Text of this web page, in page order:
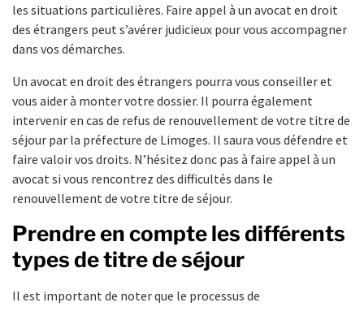
les situations particulières. Faire appel à un avocat en droit
des étrangers peut s’avérer judicieux pour vous accompagner
dans vos démarches.
Un avocat en droit des étrangers pourra vous conseiller et
vous aider à monter votre dossier. Il pourra également
intervenir en cas de refus de renouvellement de votre titre de
séjour par la préfecture de Limoges. Il saura vous défendre et
faire valoir vos droits. N’hésitez donc pas à faire appel à un
avocat si vous rencontrez des difficultés dans le
renouvellement de votre titre de séjour.
Prendre en compte les différents
types de titre de séjour
Il est important de noter que le processus de